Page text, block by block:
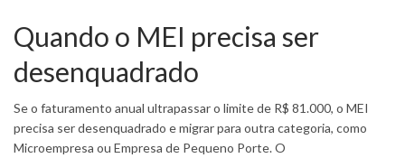
Quando o MEI precisa ser
desenquadrado
Se o faturamento anual ultrapassar o limite de R$ 81.000, o MEI
precisa ser desenquadrado e migrar para outra categoria, como
Microempresa ou Empresa de Pequeno Porte. O